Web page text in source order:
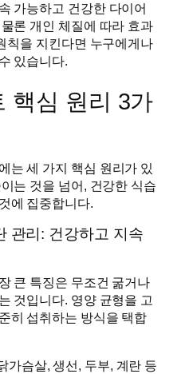
가능하고 건강한 다이어
론 개인 체질에 따라 효과
칙을 지킨다면 누구에게나
있습니다.
핵심 원리 3가
는 세 가지 핵심 원리가 있
는 것을 넘어, 건강한 식습
에 집중합니다.
관리: 건강하고 지속
큰 특징은 무조건 굶거나
것입니다. 영양 균형을 고
히 섭취하는 방식을 택합
가슴살, 생선, 두부, 계란 등